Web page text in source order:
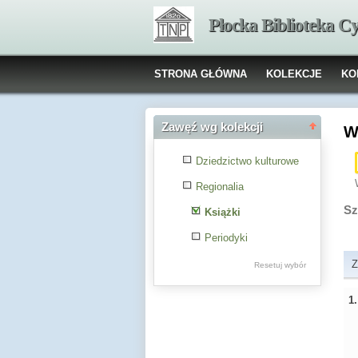
Płocka Biblioteka
STRONA GŁÓWNA KOLEKCJE
Zawęź wg kolekcji
Dziedzictwo kulturowe
Regionalia
Książki
Periodyki
Resetuj wybór